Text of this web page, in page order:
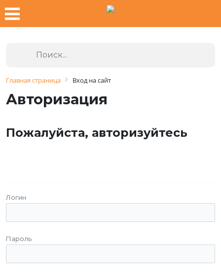
Главная страница Вход на сайт
Авторизация
Пожалуйста, авторизуйтесь
Логин
Пароль